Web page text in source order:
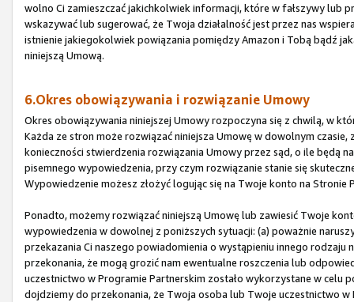
wolno Ci zamieszczać jakichkolwiek informacji, które w fałszywy lub
wskazywać lub sugerować, że Twoja działalność jest przez nas
istnienie jakiegokolwiek powiązania pomiędzy Amazon i Tobą bądź
niniejszą Umową.
6.Okres obowiązywania i rozwiązanie Umowy
Okres obowiązywania niniejszej Umowy rozpoczyna się z chwilą, w
Każda ze stron może rozwiązać niniejsza Umowę w dowolnym
konieczności stwierdzenia rozwiązania Umowy przez sąd, o ile będą
pisemnego wypowiedzenia, przy czym rozwiązanie stanie się
Wypowiedzenie możesz złożyć logując się na Twoje konto na
Ponadto, możemy rozwiązać niniejszą Umowę lub zawiesić Twoje
wypowiedzenia w dowolnej z poniższych sytuacji: (a) poważnie
przekazania Ci naszego powiadomienia o wystąpieniu innego
przekonania, że mogą grozić nam ewentualne roszczenia lub
uczestnictwo w Programie Partnerskim zostało wykorzystane w celu
dojdziemy do przekonania, że Twoja osoba lub Twoje uczestnictwo